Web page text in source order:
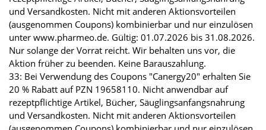
und Versandkosten. Nicht mit anderen Aktionsvorteilen
(ausgenommen Coupons) kombinierbar und nur einzulösen
unter www.pharmeo.de. Gültig: 01.07.2026 bis 31.08.2026.
Nur solange der Vorrat reicht. Wir behalten uns vor, die
Aktion früher zu beenden. Keine Barauszahlung.
33: Bei Verwendung des Coupons "Canergy20" erhalten Sie
20 % Rabatt auf PZN 19658110. Nicht anwendbar auf
rezeptpflichtige Artikel, Bücher, Säuglingsanfangsnahrung
und Versandkosten. Nicht mit anderen Aktionsvorteilen